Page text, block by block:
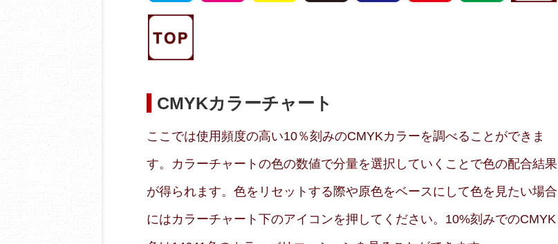
CMYKカラーチャート
ここでは使用頻度の高い10％刻みのCMYKカラーを調べることができま
す。カラーチャートの色の数値で分量を選択していくことで色の配合結果
が得られます。色をリセットする際や原色をベースにして色を見たい場合
にはカラーチャート下のアイコンを押してください。10%刻みでのCMYK